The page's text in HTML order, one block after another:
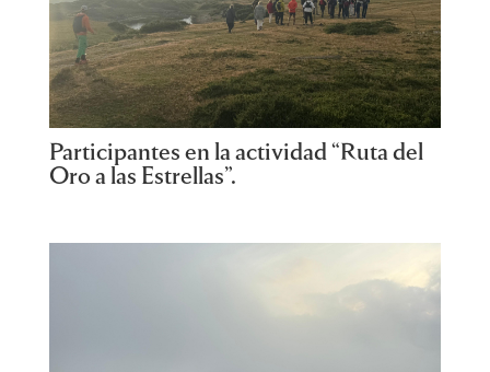
Participantes en la actividad “Ruta del
Oro a las Estrellas”.